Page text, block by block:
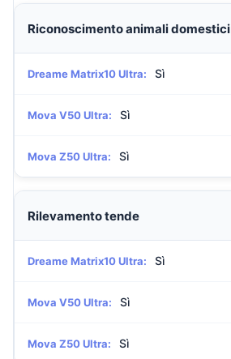
Riconoscimento animali domestici
Dreame Matrix10 Ultra: Sì
Mova V50 Ultra: Sì
Mova Z50 Ultra: Sì
Rilevamento tende
Dreame Matrix10 Ultra: Sì
Mova V50 Ultra: Sì
Mova Z50 Ultra: Sì